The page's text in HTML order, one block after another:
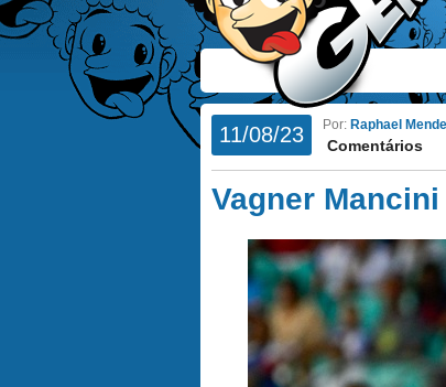
11/08/23 Por: Raphael
Comentários
Vagner